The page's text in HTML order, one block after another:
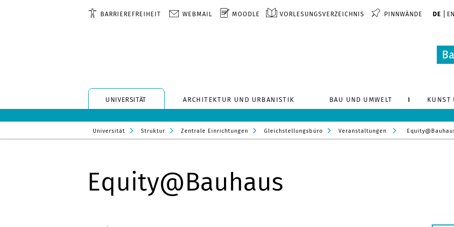
BARRIEREFREIHEIT WEBMAIL MOODLE VORLESUNGSVERZEICHNIS PINNWÄNDE DE EN
UNIVERSITÄT ARCHITEKTUR UND URBANISTIK BAU UND UMWELT KUNST
Universität Struktur Zentrale Einrichtungen Gleichstellungsbüro Veranstaltungen
Equity@Bauhaus